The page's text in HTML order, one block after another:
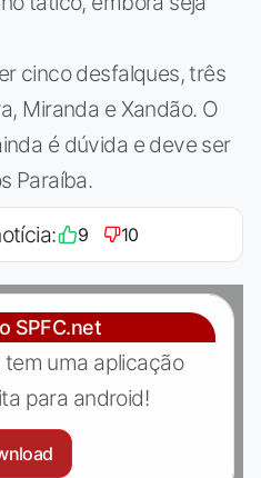
cinco desfalques, três
Miranda e Xandão. O
é dúvida e deve ser
Paraíba.
9 10
SPFC.net
tem uma aplicação
para android!